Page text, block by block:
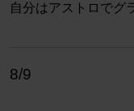
自分はアストロでグ
8/9